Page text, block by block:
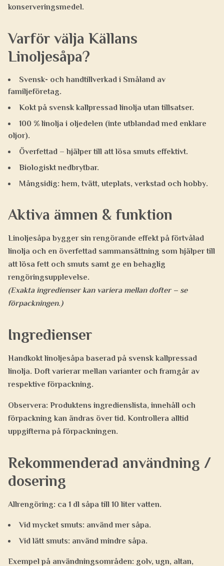
konserveringsmedel.
Varför välja Källans
Linoljesåpa?
Svensk- och handtillverkad i Småland av
familjeföretag.
Kokt på svensk kallpressad linolja utan tillsatser.
100 % linolja i oljedelen (inte utblandad med enklare
oljor).
Överfettad – hjälper till att lösa smuts effektivt.
Biologiskt nedbrytbar.
Mångsidig: hem, tvätt, uteplats, verkstad och hobby.
Aktiva ämnen & funktion
Linoljesåpa bygger sin rengörande effekt på förtvålad
linolja och en överfettad sammansättning som hjälper till
att lösa fett och smuts samt ge en behaglig
rengöringsupplevelse.
(Exakta ingredienser kan variera mellan dofter – se
förpackningen.)
Ingredienser
Handkokt linoljesåpa baserad på svensk kallpressad
linolja. Doft varierar mellan varianter och framgår av
respektive förpackning.
Observera: Produktens ingredienslista, innehåll och
förpackning kan ändras över tid. Kontrollera alltid
uppgifterna på förpackningen.
Rekommenderad användning /
dosering
Allrengöring: ca 1 dl såpa till 10 liter vatten.
Vid mycket smuts: använd mer såpa.
Vid lätt smuts: använd mindre såpa.
Exempel på användningsområden: golv, ugn, altan,